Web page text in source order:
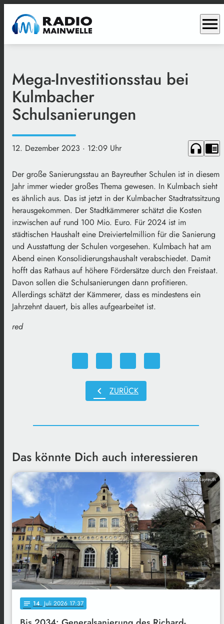
menu
Mega-Investitionsstau bei
Kulmbacher
Schulsanierungen
12. Dezember 2023 · 12:09 Uhr headphones chrome_reader_mode
Der große Sanierungsstau an Bayreuther Schulen ist in diesem
Jahr immer wieder großes Thema gewesen. In Kulmbach sieht
es ähnlich aus. Das ist jetzt in der Kulmbacher Stadtratssitzung
herausgekommen. Der Stadtkämmerer schätzt die Kosten
inzwischen auf rund 100 Mio. Euro. Für 2024 ist im
städtischen Haushalt eine Dreiviertelmillion für die Sanierung
und Ausstattung der Schulen vorgesehen. Kulmbach hat am
Abend einen Konsolidierungshaushalt verabschiedet. Damit
hofft das Rathaus auf höhere Fördersätze durch den Freistaat.
Davon sollen die Schulsanierungen dann profitieren.
Allerdings schätzt der Kämmerer, dass es mindestens ein
Jahrzehnt dauert, bis alles aufgearbeitet ist.
red
chevron_left ZURÜCK
Das könnte Dich auch interessieren
Funkhaus Bayreuth
notes 14. Juli 2026 17:37